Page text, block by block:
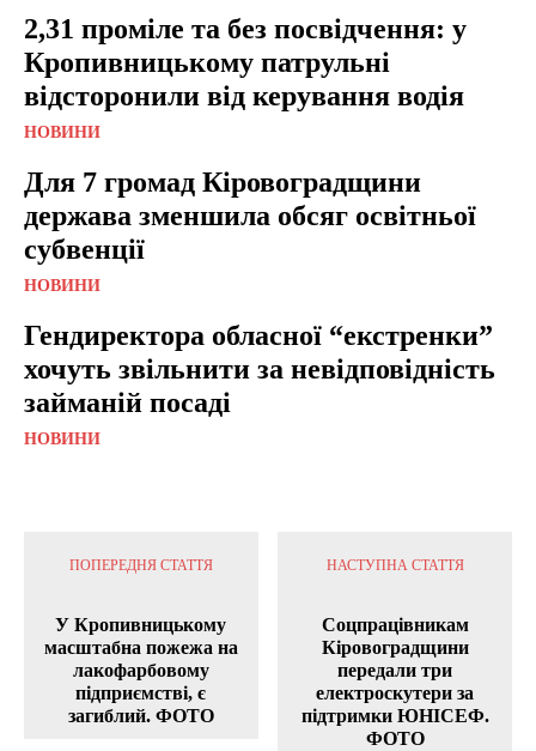
2,31 проміле та без посвідчення: у
Кропивницькому патрульні
відсторонили від керування водія
НОВИНИ
Для 7 громад Кіровоградщини
держава зменшила обсяг освітньої
субвенції
НОВИНИ
Гендиректора обласної “екстренки”
хочуть звільнити за невідповідність
займаній посаді
НОВИНИ
ПОПЕРЕДНЯ СТАТТЯ
У Кропивницькому
масштабна пожежа на
лакофарбовому
підприємстві, є
загиблий. ФОТО
НАСТУПНА СТАТТЯ
Соцпрацівникам
Кіровоградщини
передали три
електроскутери за
підтримки ЮНІСЕФ.
ФОТО